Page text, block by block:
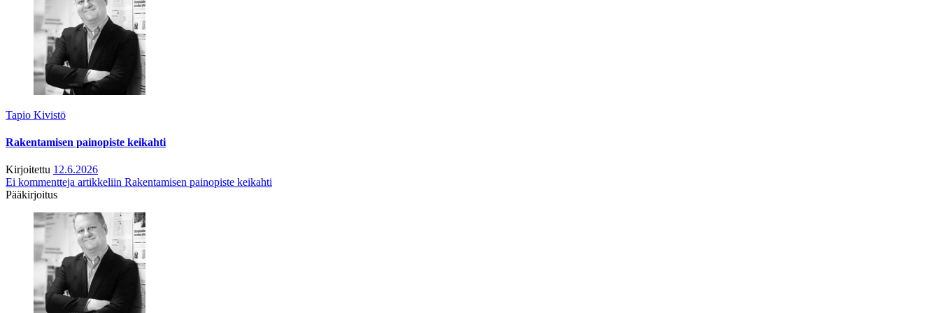
Tapio Kivistö
Rakentamisen painopiste keikahti
Kirjoitettu 12.6.2026
Ei kommentteja artikkeliin Rakentamisen painopiste keikahti
Pääkirjoitus